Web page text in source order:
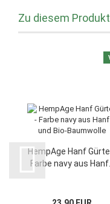
Zu diesem
HempAge Hanf
Farbe navy aus Hanf...